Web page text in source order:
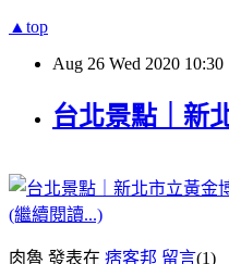
▲top
Aug 26 Wed 2020 10:30
台北景點｜新
(繼續閱讀...)
肉魯 發表在 痞客邦 留言(1)